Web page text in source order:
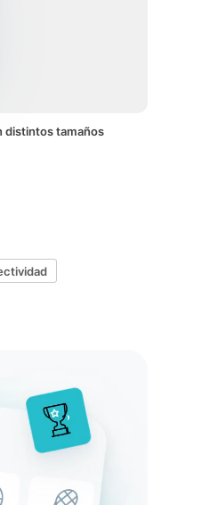
distintos tamaños